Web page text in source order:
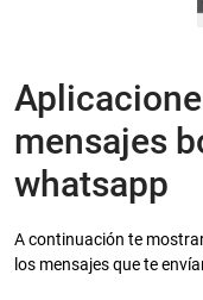
mensajes
whatsapp
A continuación te
los mensajes que te